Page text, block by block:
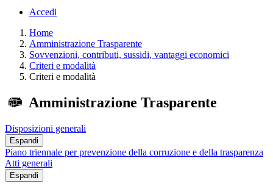
Accedi
Home
Amministrazione Trasparente
Sovvenzioni, contributi, sussidi, vantaggi economici
Criteri e modalità
Criteri e modalità
Amministrazione Trasparente
Disposizioni generali
Espandi
Piano triennale per prevenzione della corruzione e della trasparenza
Atti generali
Espandi